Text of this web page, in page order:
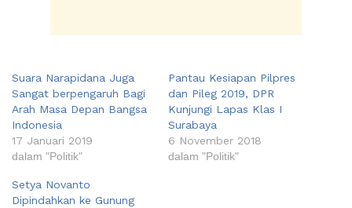
Suara Narapidana Juga
Sangat berpengaruh Bagi
Arah Masa Depan Bangsa
Indonesia
17 Januari 2019
dalam "Politik"
Pantau Kesiapan Pilpres
dan Pileg 2019, DPR
Kunjungi Lapas Klas I
Surabaya
6 November 2018
dalam "Politik"
Setya Novanto
Dipindahkan ke Gunung